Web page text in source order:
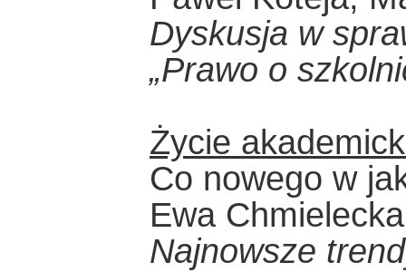
Dyskusja w
„Prawo o
Życie
Co nowego w
Ewa Chmielecka
Najnowsze